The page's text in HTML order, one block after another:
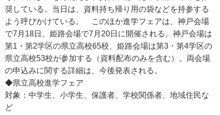
奨している。当日は、資料持ち帰り用の袋などを持参する
よう呼びかけている。 このほか進学フェアは、神戸会場
で7月18日、姫路会場で7月20日に開催される。神戸会場は
第1・第2学区の県立高校65校、姫路会場は第3・第4学区の
県立高校53校が参加する（資料配布のみを含む）。両会場
の申込みに関する詳細は、今後発表される。
◆県立高校進学フェア
対象：中学生、小学生、保護者、学校関係者、地域住民な
ど